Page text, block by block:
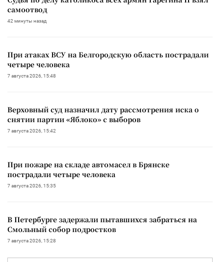
самоотвод
42 минуты назад
При атаках ВСУ на Белгородскую область пострадали
четыре человека
7 августа 2026, 15:48
Верховный суд назначил дату рассмотрения иска о
снятии партии «Яблоко» с выборов
7 августа 2026, 15:42
При пожаре на складе автомасел в Брянске
пострадали четыре человека
7 августа 2026, 15:35
В Петербурге задержали пытавшихся забраться на
Смольный собор подростков
7 августа 2026, 15:28